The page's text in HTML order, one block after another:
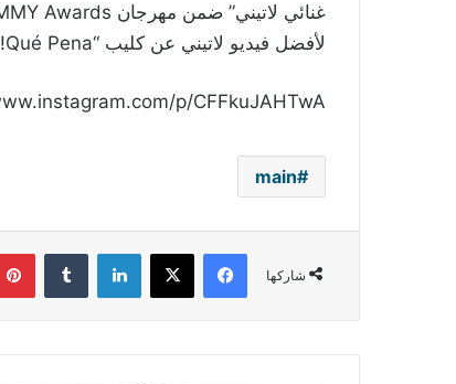
لأفضل فيديو لاتيني عن كليب “Qué Pena!”.
p/CFFkuJAHTwA/
main
شاركها
فيسبوك ‫X لينكدإن